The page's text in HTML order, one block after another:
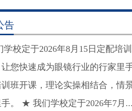
告
校定于2026年8月15日定配培
您快速成为眼镜行业的行家里
班开课，理论实操相结合，情
。 ★ 我们学校定于2026年7月...